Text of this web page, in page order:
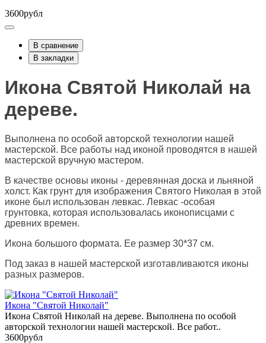
3600рубл
В сравнение
В закладки
Икона Святой Николай на
дереве.
Выполнена по особой авторской технологии нашей
мастерской. Все работы над иконой проводятся в нашей
мастерской вручную мастером.
В качестве основы иконы - деревянная доска и льняной
холст. Как грунт для изображения Святого Николая в этой
иконе был использован левкас. Левкас -особая
грунтовка, которая использовалась иконописцами с
древних времен.
Икона большого формата. Ее размер 30*37 см.
Под заказ в нашей мастерской изготавливаются иконы
разных размеров.
Икона "Святой Николай"
Икона Святой Николай на дереве. Выполнена по особой
авторской технологии нашей мастерской. Все работ..
3600рубл